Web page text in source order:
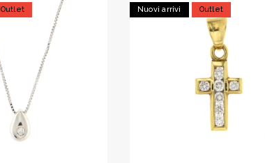
Outlet Nuovi arrivi Outlet